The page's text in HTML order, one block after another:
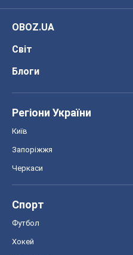
OBOZ.UA
Світ
Блоги
Регіони України
Київ
Запоріжжя
Черкаси
Спорт
Футбол
Хокей